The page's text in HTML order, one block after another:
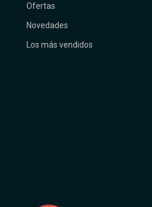
Ofertas
Novedades
Los más vendidos